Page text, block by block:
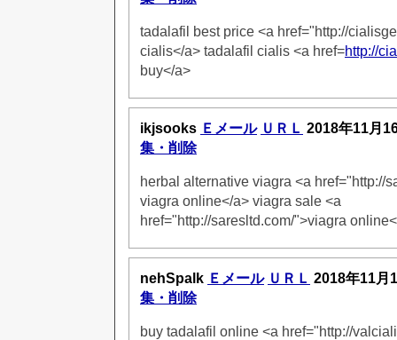
tadalafil best price <a href="http://
cialis</a> tadalafil cialis <a href=http://
buy</a>
ikjsooks Ｅメール ＵＲＬ 2018年11月
集・削除
herbal alternative viagra <a href="http://
viagra online</a> viagra sale <a
href="http://saresltd.com/">viagra
nehSpalk Ｅメール ＵＲＬ 2018年11月
集・削除
buy tadalafil online <a href="http://